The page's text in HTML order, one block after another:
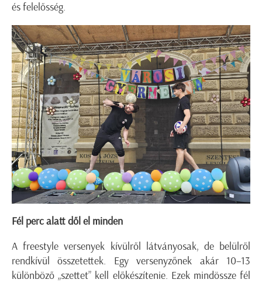
és felelősség.
Fél perc alatt dől el minden
A freestyle versenyek kívülről látványosak, de belülről
rendkívül összetettek. Egy versenyzőnek akár 10–13
különböző „szettet” kell előkészítenie. Ezek mindössze fél